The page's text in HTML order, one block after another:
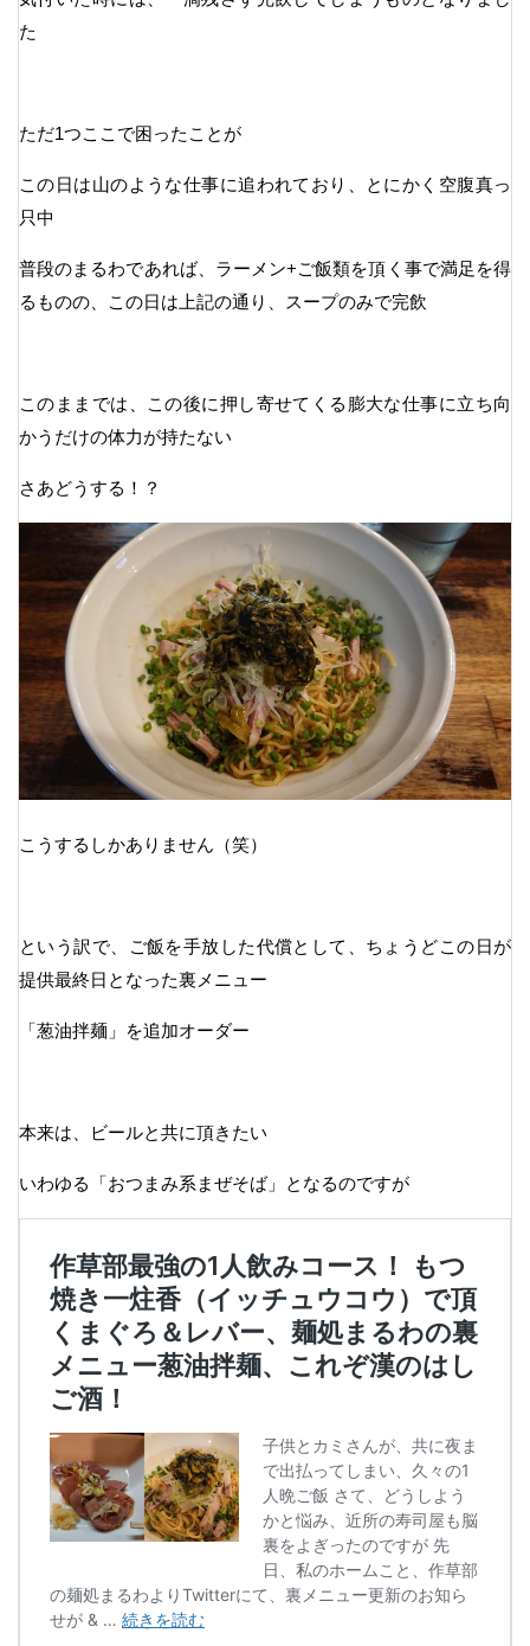
た
ただ1つここで困ったことが
この日は山のような仕事に追われており、とにかく空腹真っ
只中
普段のまるわであれば、ラーメン+ご飯類を頂く事で満足を得
るものの、この日は上記の通り、スープのみで完飲
このままでは、この後に押し寄せてくる膨大な仕事に立ち向
かうだけの体力が持たない
さあどうする！？
こうするしかありません（笑）
という訳で、ご飯を手放した代償として、ちょうどこの日が
提供最終日となった裏メニュー
「葱油拌麺」を追加オーダー
本来は、ビールと共に頂きたい
いわゆる「おつまみ系まぜそば」となるのですが